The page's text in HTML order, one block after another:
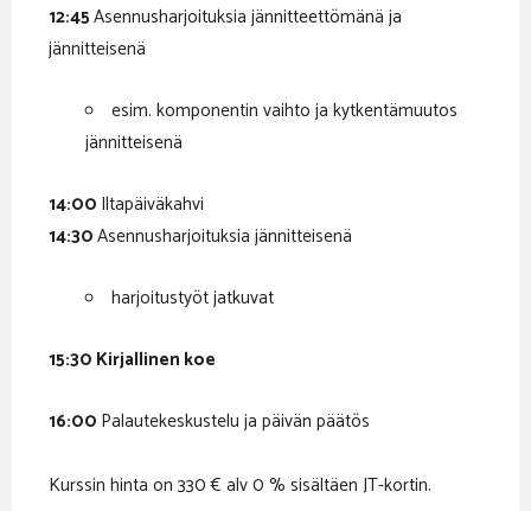
12:45Asennusharjoituksia jännitteettömänä ja
jännitteisenä
esim. komponentin vaihto ja kytkentämuutos
jännitteisenä
14:00 Iltapäiväkahvi
14:30Asennusharjoituksia jännitteisenä
harjoitustyöt jatkuvat
15:30 Kirjallinen koe
16:00 Palautekeskustelu ja päivän päätös
Kurssin hinta on 330 € alv 0 % sisältäen JT-kortin.